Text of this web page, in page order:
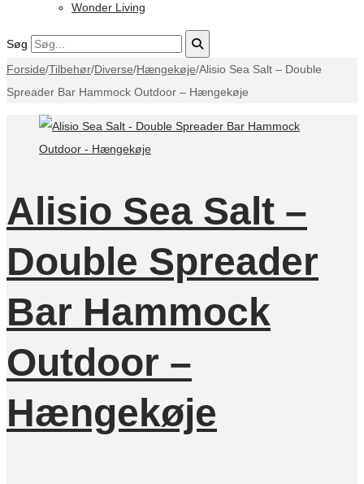
Wonder Living
Søg
Forside/Tilbehør/Diverse/Hængekøje/Alisio Sea Salt – Double
Spreader Bar Hammock Outdoor – Hængekøje
Alisio Sea Salt –
Double Spreader
Bar Hammock
Outdoor –
Hængekøje